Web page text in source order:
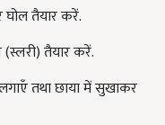
घोल तैयार करें.
तैयार करें.
तथा छाया में सुखाकर